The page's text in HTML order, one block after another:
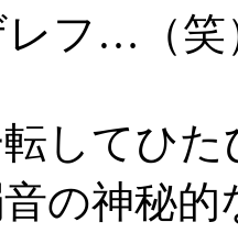
レフ…（笑
してひ
の神秘